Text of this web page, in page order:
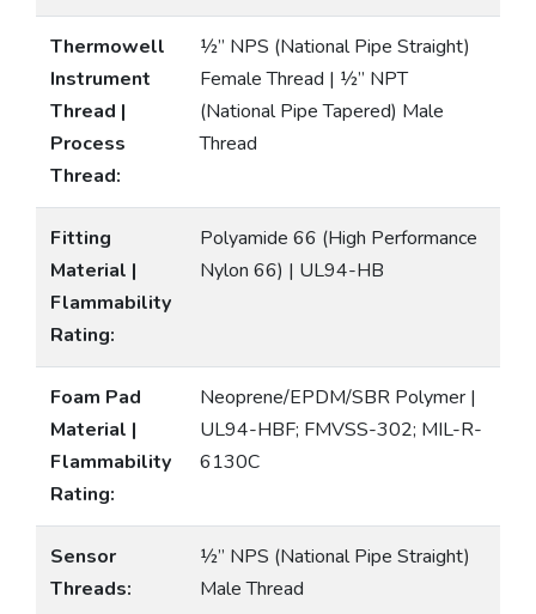
Thermowell
Instrument
Thread |
Process
Thread:
½” NPS (National Pipe Straight)
Female Thread | ½” NPT
(National Pipe Tapered) Male
Thread
Fitting
Material |
Flammability
Rating:
Polyamide 66 (High Performance
Nylon 66) | UL94-HB
Foam Pad
Material |
Flammability
Rating:
Neoprene/EPDM/SBR Polymer |
UL94-HBF; FMVSS-302; MIL-R-
6130C
Sensor
Threads:
½” NPS (National Pipe Straight)
Male Thread